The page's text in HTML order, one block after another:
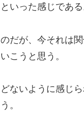
いった感じである
だが、今それは
こうと思う。
ないように感じ
。